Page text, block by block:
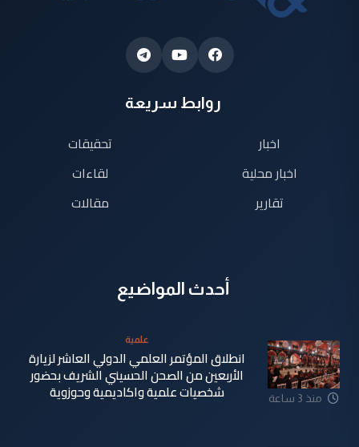
روابط سريعة
اخبار
اخبار محلية
تقارير
تحقيقات
لقاءات
مقالات
أحدث المواضيع
منذ 3 ساعة
علمية
انطلاق المؤتمر العلمي الدولي العاشر لزيارة
الأربعين من الصحن الحسيني الشريف بحضور
شخصيات علمية واكاديمية وحوزوية